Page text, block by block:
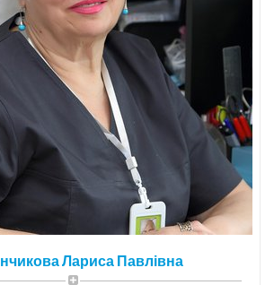
Лариса Павлівна